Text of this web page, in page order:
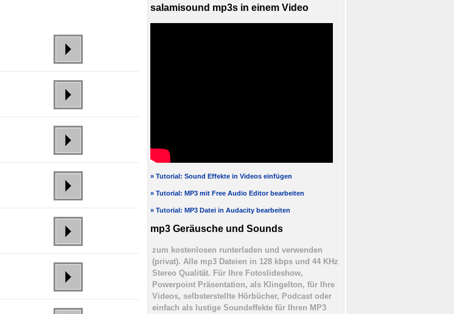
salamisound mp3s in einem Video
» Tutorial: Sound Effekte in Videos einfügen
» Tutorial: MP3 mit Free Audio Editor bearbeiten
» Tutorial: MP3 Datei in Audacity bearbeiten
mp3 Geräusche und Sounds
zum kostenlosen runterladen und verwenden
(privat). Alle mp3 Dateien in 128 kbps und 44 KHz
Stereo Qualität. Für Ihre Fotoslideshow,
Powerpoint Präsentation, als Klingelton, für Ihre
Videos, selbsterstellte Hörbücher, Podcast oder
einfach als lustige Soundeffekte für Ihren MP3